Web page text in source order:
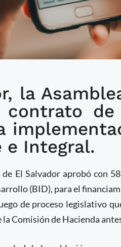
de El
Integral
la
contrato
e Integral.
El Salvador aprobó con
(BID), para el
de proceso legislativo
Comisión de Hacienda